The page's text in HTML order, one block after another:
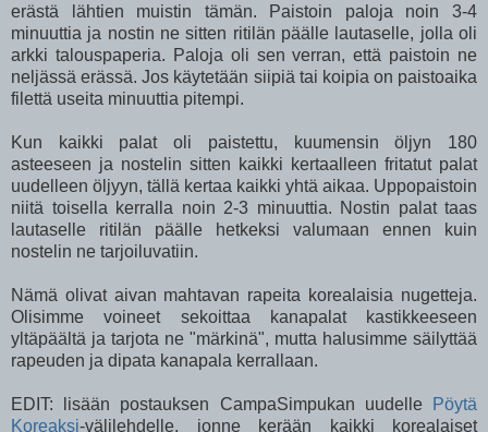
erästä lähtien muistin tämän. Paistoin paloja noin 3-4
minuuttia ja nostin ne sitten ritilän päälle lautaselle, jolla oli
arkki talouspaperia. Paloja oli sen verran, että paistoin ne
neljässä erässä. Jos käytetään siipiä tai koipia on paistoaika
filettä useita minuuttia pitempi.
Kun kaikki palat oli paistettu, kuumensin öljyn 180
asteeseen ja nostelin sitten kaikki kertaalleen fritatut palat
uudelleen öljyyn, tällä kertaa kaikki yhtä aikaa. Uppopaistoin
niitä toisella kerralla noin 2-3 minuuttia. Nostin palat taas
lautaselle ritilän päälle hetkeksi valumaan ennen kuin
nostelin ne tarjoiluvatiin.
Nämä olivat aivan mahtavan rapeita korealaisia nugetteja.
Olisimme voineet sekoittaa kanapalat kastikkeeseen
yltäpäältä ja tarjota ne "märkinä", mutta halusimme säilyttää
rapeuden ja dipata kanapala kerrallaan.
EDIT: lisään postauksen CampaSimpukan uudelle
Pöytä
Koreaksi-välilehdelle, jonne kerään kaikki korealaiset